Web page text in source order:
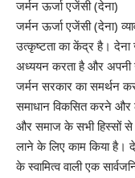
जर्मन ऊर्जा एजेंसी (देना)
जर्मन ऊर्जा एजेंसी (देना)
उत्कृष्टता का केंद्र है। देना
अध्ययन करता है और अपनी
जर्मन सरकार का समर्थन
समाधान विकसित करने और
और समाज के सभी हिस्सों से
लाने के लिए काम किया है।
के स्वामित्व वाली एक